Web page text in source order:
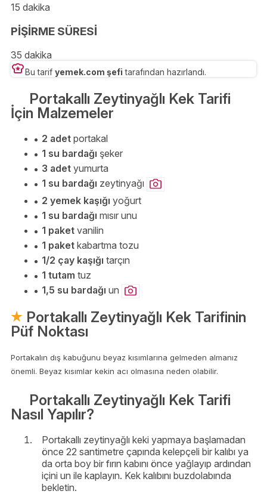
15 dakika
PİŞİRME SÜRESİ
35 dakika
Bu tarif yemek.com şefi tarafından hazırlandı.
Portakallı Zeytinyağlı Kek Tarifi
İçin Malzemeler
2 adet portakal
1 su bardağı şeker
3 adet yumurta
1 su bardağı zeytinyağı
2 yemek kaşığı yoğurt
1 su bardağı mısır unu
1 paket vanilin
1 paket kabartma tozu
1/2 çay kaşığı tarçın
1 tutam tuz
1,5 su bardağı un
Portakallı Zeytinyağlı Kek Tarifinin
Püf Noktası
Portakalın dış kabuğunu beyaz kısımlarına gelmeden almanız
önemli. Beyaz kısımlar kekin acı olmasına neden olabilir.
Portakallı Zeytinyağlı Kek Tarifi
Nasıl Yapılır?
Portakallı zeytinyağlı keki yapmaya başlamadan
önce 22 santimetre çapında kelepçeli bir kalıbı ya
da orta boy bir fırın kabını önce yağlayıp ardından
içini un ile kaplayın. Kek kalıbını buzdolabında
bekletin.